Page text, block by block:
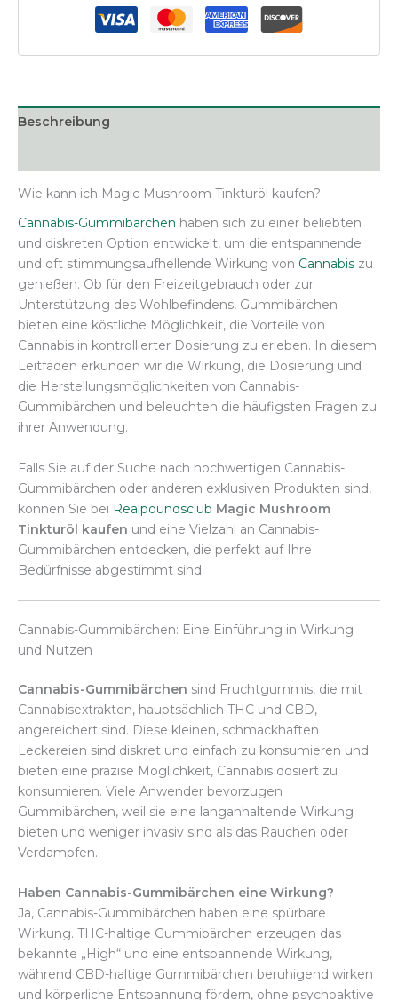
Beschreibung
Wie kann ich Magic Mushroom Tinkturöl kaufen?
Cannabis-Gummibärchen haben sich zu einer beliebten
und diskreten Option entwickelt, um die entspannende
und oft stimmungsaufhellende Wirkung von Cannabis zu
genießen. Ob für den Freizeitgebrauch oder zur
Unterstützung des Wohlbefindens, Gummibärchen
bieten eine köstliche Möglichkeit, die Vorteile von
Cannabis in kontrollierter Dosierung zu erleben. In diesem
Leitfaden erkunden wir die Wirkung, die Dosierung und
die Herstellungsmöglichkeiten von Cannabis-
Gummibärchen und beleuchten die häufigsten Fragen zu
ihrer Anwendung.
Falls Sie auf der Suche nach hochwertigen Cannabis-
Gummibärchen oder anderen exklusiven Produkten sind,
können Sie bei Realpoundsclub Magic Mushroom
Tinkturöl kaufen und eine Vielzahl an Cannabis-
Gummibärchen entdecken, die perfekt auf Ihre
Bedürfnisse abgestimmt sind.
Cannabis-Gummibärchen: Eine Einführung in Wirkung
und Nutzen
Cannabis-Gummibärchen sind Fruchtgummis, die mit
Cannabisextrakten, hauptsächlich THC und CBD,
angereichert sind. Diese kleinen, schmackhaften
Leckereien sind diskret und einfach zu konsumieren und
bieten eine präzise Möglichkeit, Cannabis dosiert zu
konsumieren. Viele Anwender bevorzugen
Gummibärchen, weil sie eine langanhaltende Wirkung
bieten und weniger invasiv sind als das Rauchen oder
Verdampfen.
Haben Cannabis-Gummibärchen eine Wirkung?
Ja, Cannabis-Gummibärchen haben eine spürbare
Wirkung. THC-haltige Gummibärchen erzeugen das
bekannte „High“ und eine entspannende Wirkung,
während CBD-haltige Gummibärchen beruhigend wirken
und körperliche Entspannung fördern, ohne psychoaktive